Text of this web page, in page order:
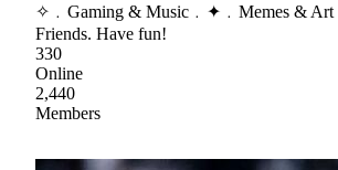
✧﹒Gaming & Music﹒✦﹒Memes &
Friends. Have fun!
330
Online
2,440
Members